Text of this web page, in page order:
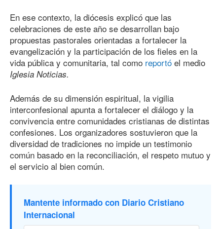
En ese contexto, la diócesis explicó que las
celebraciones de este año se desarrollan bajo
propuestas pastorales orientadas a fortalecer la
evangelización y la participación de los fieles en la
vida pública y comunitaria, tal como reportó el medio
Iglesia Noticias.
Además de su dimensión espiritual, la vigilia
interconfesional apunta a fortalecer el diálogo y la
convivencia entre comunidades cristianas de distintas
confesiones. Los organizadores sostuvieron que la
diversidad de tradiciones no impide un testimonio
común basado en la reconciliación, el respeto mutuo y
el servicio al bien común.
Mantente informado con Diario Cristiano
Internacional